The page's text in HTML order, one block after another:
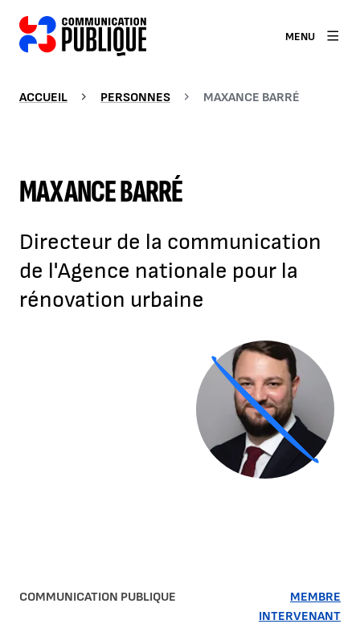
MENU
ACCUEIL PERSONNES MAXANCE BARRÉ
MAXANCE BARRÉ
Directeur de la communication
de l'Agence nationale pour la
rénovation urbaine
Agrandir
COMMUNICATION PUBLIQUE
MEMBRE
INTERVENANT